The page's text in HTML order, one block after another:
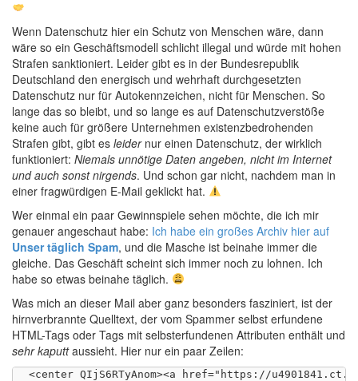
Wenn Datenschutz hier ein Schutz von Menschen wäre, dann
wäre so ein Geschäftsmodell schlicht illegal und würde mit hohen
Strafen sanktioniert. Leider gibt es in der Bundesrepublik
Deutschland den energisch und wehrhaft durchgesetzten
Datenschutz nur für Autokennzeichen, nicht für Menschen. So
lange das so bleibt, und so lange es auf Datenschutzverstöße
keine auch für größere Unternehmen existenzbedrohenden
Strafen gibt, gibt es leidernur einen Datenschutz, der wirklich
funktioniert: Niemals unnötige Daten angeben, nicht im Internet
und auch sonst nirgends. Und schon gar nicht, nachdem man in
einer fragwürdigen E-Mail geklickt hat.
Wer einmal ein paar Gewinnspiele sehen möchte, die ich mir
genauer angeschaut habe: Ich habe ein großes Archiv hier auf
Unser täglich Spam, und die Masche ist beinahe immer die
gleiche. Das Geschäft scheint sich immer noch zu lohnen. Ich
habe so etwas beinahe täglich.
Was mich an dieser Mail aber ganz besonders fasziniert, ist der
hirnverbrannte Quelltext, der vom Spammer selbst erfundene
HTML-Tags oder Tags mit selbsterfundenen Attributen enthält und
sehr kaputtaussieht. Hier nur ein paar Zeilen:
<center QIjS6RTyAnom><a href="https://